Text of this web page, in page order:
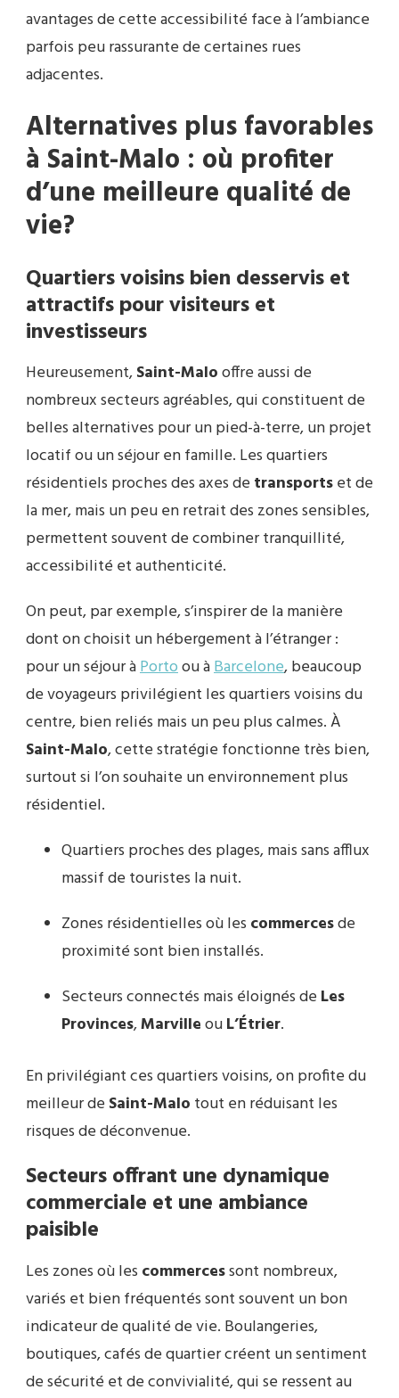
avantages de cette accessibilité face à l’ambiance
parfois peu rassurante de certaines rues
adjacentes.
Alternatives plus favorables
à Saint-Malo : où profiter
d’une meilleure qualité de
vie?
Quartiers voisins bien desservis et
attractifs pour visiteurs et
investisseurs
Heureusement,Saint-Malooffre aussi de
nombreux secteurs agréables, qui constituent de
belles alternatives pour un pied-à-terre, un projet
locatif ou un séjour en famille. Les quartiers
résidentiels proches des axes de transportset de
la mer, mais un peu en retrait des zones sensibles,
permettent souvent de combiner tranquillité,
accessibilité et authenticité.
On peut, par exemple, s’inspirer de la manière
dont on choisit un hébergement à l’étranger :
pour un séjour àPortoou àBarcelone, beaucoup
de voyageurs privilégient les quartiers voisins du
centre, bien reliés mais un peu plus calmes. À
Saint-Malo, cette stratégie fonctionne très bien,
surtout si l’on souhaite un environnement plus
résidentiel.
Quartiers proches des plages, mais sans afflux
massif de touristes la nuit.
Zones résidentielles où les commercesde
proximité sont bien installés.
Secteurs connectés mais éloignés de Les
Provinces,MarvilleouL’Étrier.
En privilégiant ces quartiers voisins, on profite du
meilleur de Saint-Malo tout en réduisant les
risques de déconvenue.
Secteurs offrant une dynamique
commerciale et une ambiance
paisible
Les zones où les commercessont nombreux,
variés et bien fréquentés sont souvent un bon
indicateur de qualité de vie. Boulangeries,
boutiques, cafés de quartier créent un sentiment
de sécurité et de convivialité, qui se ressent au